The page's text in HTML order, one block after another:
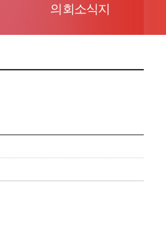
의회소식지